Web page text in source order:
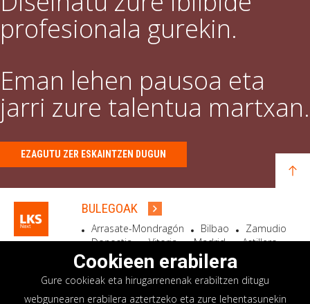
profesionala gurekin.
Eman lehen pausoa eta
jarri zure talentua martxan.
EZAGUTU ZER ESKAINTZEN DUGUN
BULEGOAK
Arrasate-Mondragón Bilbao
Zamudio
Donostia
Vitoria Madrid
Astillero
Bidart
EGOITZA SOZIALA
Cookieen erabilera
Gure cookieak eta hirugarrenenak erabiltzen ditugu
webgunearen erabilera aztertzeko eta zure lehentasunekin